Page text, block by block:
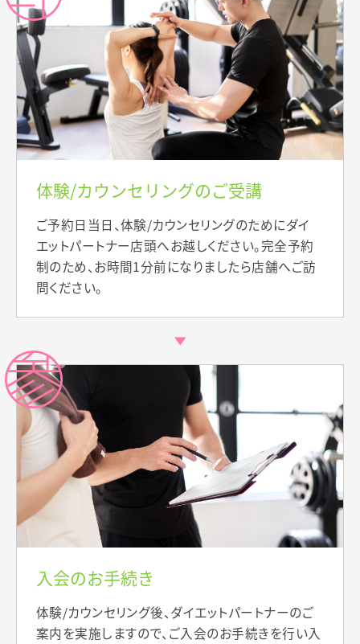
体験/カウンセリングのご受講
ご予約日当日、体験/カウンセリングのためにダイ
エットパートナー店頭へお越しください。完全予約
制のため、お時間1分前になりましたら店舗へご訪
問ください。
入会のお手続き
体験/カウンセリング後、ダイエットパートナーのご
案内を実施しますので、ご入会のお手続きを行い入